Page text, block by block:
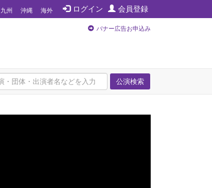
ログイン 会員登録
九州 沖縄 海外
バナー広告お申込み
公演検索